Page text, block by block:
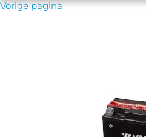
Vorige pagina